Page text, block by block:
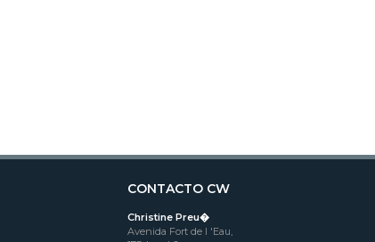
CONTACTO CW
Christine Preu�
Avenida Fort de l 'Eau,